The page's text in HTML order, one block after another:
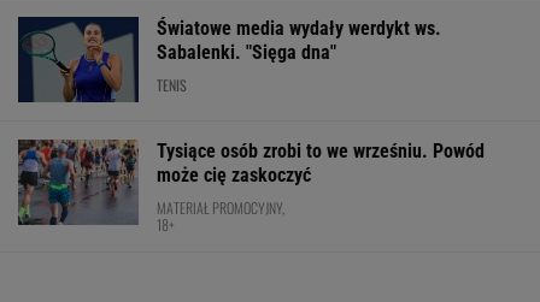
Światowe media wydały werdykt ws.
Sabalenki. "Sięga dna"
TENIS
Tysiące osób zrobi to we wrześniu. Powód
może cię zaskoczyć
MATERIAŁ PROMOCYJNY,
18+